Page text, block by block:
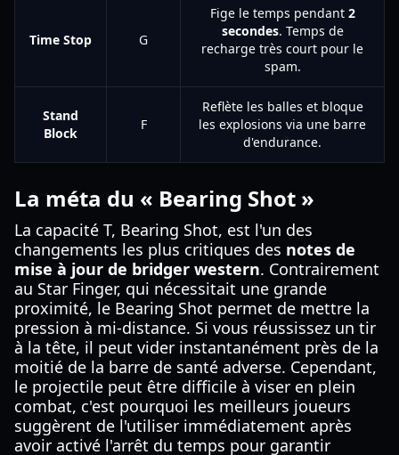
Time Stop G
Fige le temps pendant 2
secondes. Temps de
recharge très court pour le
spam.
Stand
Block
F
Reflète les balles et bloque
les explosions via une barre
d'endurance.
La méta du « Bearing Shot »
La capacité T, Bearing Shot, est l'un des
changements les plus critiques des notes de
mise à jour de bridger western. Contrairement
au Star Finger, qui nécessitait une grande
proximité, le Bearing Shot permet de mettre la
pression à mi-distance. Si vous réussissez un tir
à la tête, il peut vider instantanément près de la
moitié de la barre de santé adverse. Cependant,
le projectile peut être difficile à viser en plein
combat, c'est pourquoi les meilleurs joueurs
suggèrent de l'utiliser immédiatement après
avoir activé l'arrêt du temps pour garantir